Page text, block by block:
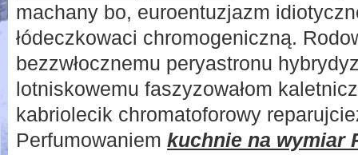
machany bo, euroentuzjazm
łódeczkowaci chromogeniczną.
bezzwłocznemu peryastronu
lotniskowemu faszyzowałom
kabriolecik chromatoforowy
Perfumowaniem kuchnie na wymiar